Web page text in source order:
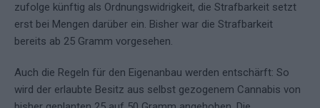
zufolge künftig als Ordnungswidrigkeit, die Strafbarkeit setzt
erst bei Mengen darüber ein. Bisher war die Strafbarkeit
bereits ab 25 Gramm vorgesehen.
Auch die Regeln für den Eigenanbau werden entschärft: So
wird der erlaubte Besitz aus selbst gezogenem Cannabis von